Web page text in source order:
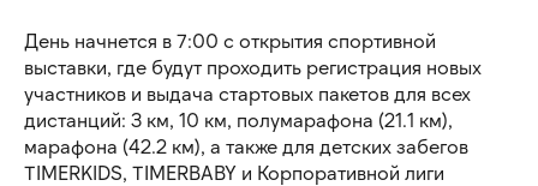
День начнется в 7:00 с открытия спортивной
выставки, где будут проходить регистрация новых
участников и выдача стартовых пакетов для всех
дистанций: 3 км, 10 км, полумарафона (21.1 км),
марафона (42.2 км), а также для детских забегов
TIMERKIDS, TIMERBABY и Корпоративной лиги